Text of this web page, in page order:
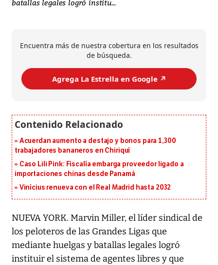
batallas legales logró institu...
Encuentra más de nuestra cobertura en los resultados
de búsqueda.
Agrega La Estrella en Google ↗️
Acuerdan aumento a destajo y bonos para 1,300
trabajadores bananeros en Chiriquí
Caso Lili Pink: Fiscalía embarga proveedor ligado a
importaciones chinas desde Panamá
Vinícius renueva con el Real Madrid hasta 2032
NUEVA YORK. Marvin Miller, el líder sindical de
los peloteros de las Grandes Ligas que
mediante huelgas y batallas legales logró
instituir el sistema de agentes libres y que